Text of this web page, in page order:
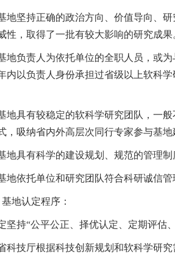
地坚持正确的政治方向、价值导向、
性，取得了一批有较大影响的研究成
地负责人为依托单位的全职人员，或
内以负责人身份承担过省级以上软科
地具有较稳定的软科学研究团队，一
，吸纳省内外高层次同行专家参与基地
地具有科学的建设规划、规范的管理
地依托单位和研究团队符合科研诚信
地认定程序：
坚持“公平公正、择优认定、定期评估
科技厅根据科技创新规划和软科学研